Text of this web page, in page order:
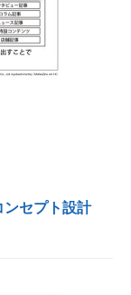
ンセプト設計